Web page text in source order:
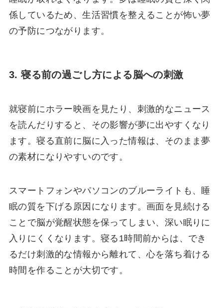
係しているため、生活習慣を整えることが怖い夢
の予防につながります。
3. 寝る前の過ごし方による脳への刺激
就寝前にホラー映画を見たり、刺激的なニュース
を読んだりすると、その影響が夢に出やすくなり
ます。寝る直前に脳に入った情報は、そのまま夢
の素材になりやすいのです。
スマートフォンやパソコンのブルーライトも、睡
眠の質を下げる原因になります。画面を見続ける
ことで脳が覚醒状態を保ってしまい、深い眠りに
入りにくくなります。寝る1時間前からは、でき
るだけ刺激的な情報から離れて、心を落ち着ける
時間を作ることが大切です。